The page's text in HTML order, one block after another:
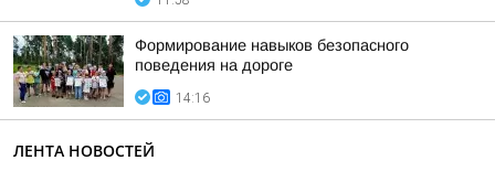
Формирование навыков безопасного
поведения на дороге
14:16
ЛЕНТА НОВОСТЕЙ